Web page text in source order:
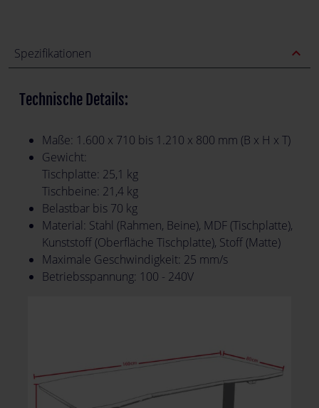
Spezifikationen expand_less
Technische Details:
Maße: 1.600 x 710 bis 1.210 x 800 mm (B x H x T)
Gewicht:
Tischplatte: 25,1 kg
Tischbeine: 21,4 kg
Belastbar bis 70 kg
Material: Stahl (Rahmen, Beine), MDF (Tischplatte),
Kunststoff (Oberfläche Tischplatte), Stoff (Matte)
Maximale Geschwindigkeit: 25 mm/s
Betriebsspannung: 100 - 240V